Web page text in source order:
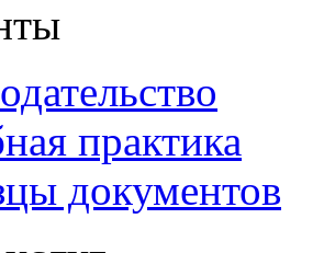
практика
документов